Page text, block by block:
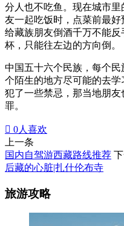
分人也不吃鱼。现在城市
友一起吃饭时，点菜前最好
给藏族朋友倒酒千万不能
杯，只能往左边的方向倒。
中国五十六个民族，每个
个陌生的地方尽可能的去
犯了一些禁忌，那当地朋
罪。
 0人喜欢
上一条
国内自驾游西藏路线推荐
后藏的心脏|扎什伦布寺
旅游攻略